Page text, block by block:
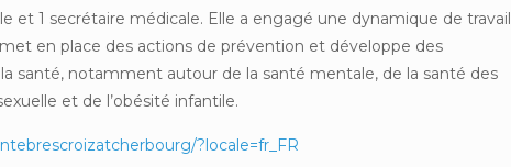
et 1 secrétaire médicale. Elle a engagé une dynamique de travail
en place des actions de prévention et développe des
santé, notamment autour de la santé mentale, de la santé des
et de l’obésité infantile.
?locale=fr_FR